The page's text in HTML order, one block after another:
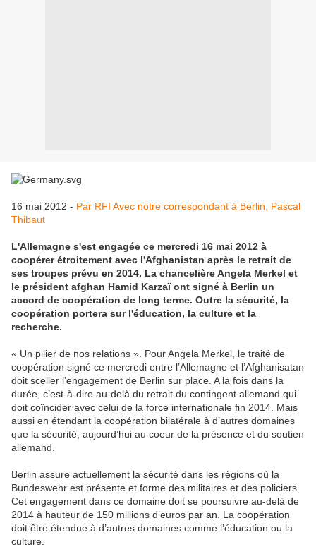
16 mai 2012 - Par RFI Avec notre correspondant à Berlin, Pascal
Thibaut
L'Allemagne s'est engagée ce mercredi 16 mai 2012 à
coopérer étroitement avec l'Afghanistan après le retrait de
ses troupes prévu en 2014. La chancelière Angela Merkel et
le président afghan Hamid Karzaï ont signé à Berlin un
accord de coopération de long terme. Outre la sécurité, la
coopération portera sur l'éducation, la culture et la
recherche.
« Un pilier de nos relations ». Pour Angela Merkel, le traité de
coopération signé ce mercredi entre l’Allemagne et l’Afghanisatan
doit sceller l’engagement de Berlin sur place. A la fois dans la
durée, c’est-à-dire au-delà du retrait du contingent allemand qui
doit coïncider avec celui de la force internationale fin 2014. Mais
aussi en étendant la coopération bilatérale à d’autres domaines
que la sécurité, aujourd’hui au coeur de la présence et du soutien
allemand.
Berlin assure actuellement la sécurité dans les régions où la
Bundeswehr est présente et forme des militaires et des policiers.
Cet engagement dans ce domaine doit se poursuivre au-delà de
2014 à hauteur de 150 millions d’euros par an. La coopération
doit être étendue à d’autres domaines comme l’éducation ou la
culture.